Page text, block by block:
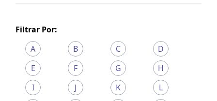
Filtrar Por:
A
B C
D
E
F G
H
I
J K
L